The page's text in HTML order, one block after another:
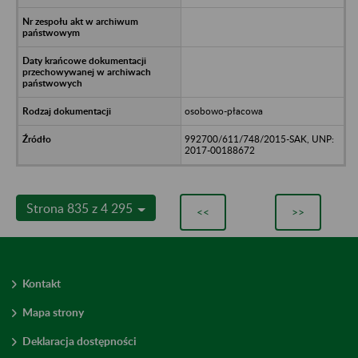
osobowo-płacowa
992700/611/748/2015-SAK, UNP:
2017-00188672
Strona 835 z 4 295 << >>
Kontakt
Mapa strony
Deklaracja dostępności